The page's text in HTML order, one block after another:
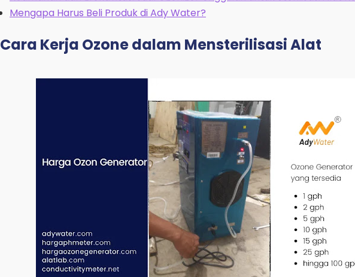
Mengapa Harus Beli Produk di Ady Water?
Cara Kerja Ozone dalam Mensterilisasi Alat